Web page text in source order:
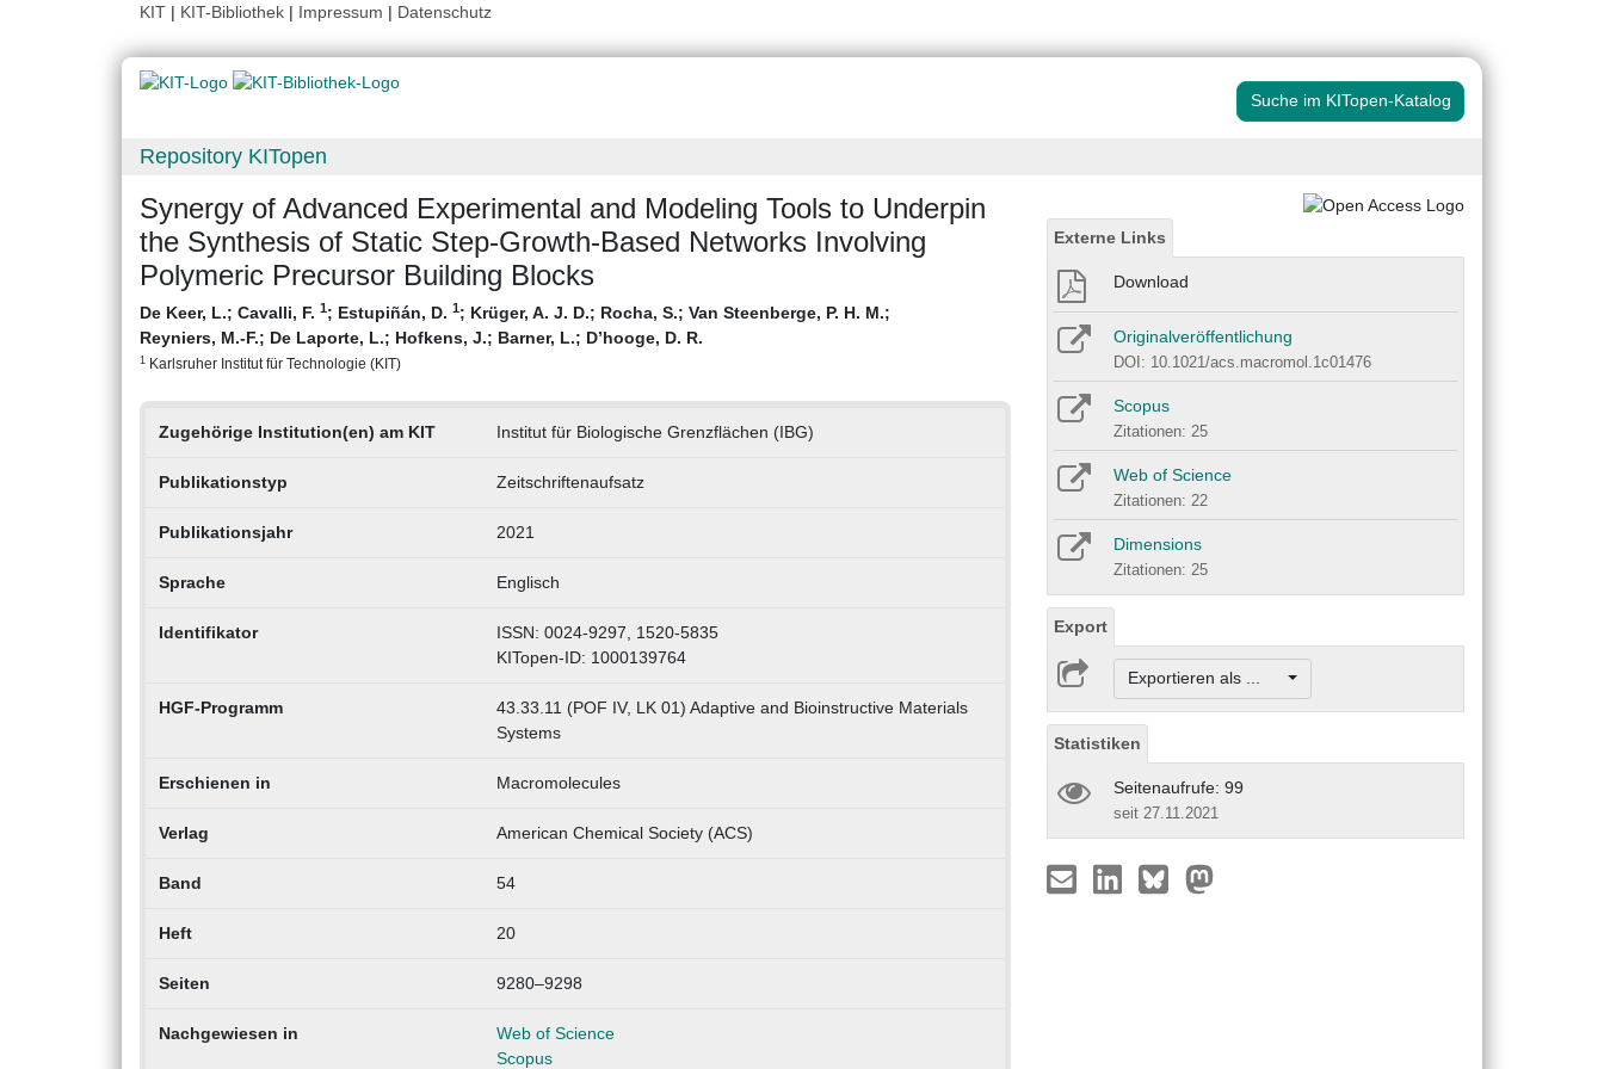
KIT | KIT-Bibliothek | Impressum | Datenschutz
Suche im KITopen-Katalog
Repository KITopen
Synergy of Advanced Experimental and Modeling Tools to Underpin
the Synthesis of Static Step-Growth-Based Networks Involving
Polymeric Precursor Building Blocks
De Keer, L.; Cavalli, F. 1; Estupiñán, D. 1; Krüger, A. J. D.; Rocha, S.; Van Steenberge, P. H. M.;
Reyniers, M.-F.; De Laporte, L.; Hofkens, J.; Barner, L.; D’hooge, D. R.
1 Karlsruher Institut für Technologie (KIT)
Zugehörige Institution(en) am KIT Institut für Biologische Grenzflächen (IBG)
Publikationstyp Zeitschriftenaufsatz
Publikationsjahr 2021
Sprache Englisch
Identifikator
ISSN: 0024-9297, 1520-5835
KITopen-ID: 1000139764
HGF-Programm
43.33.11 (POF IV, LK 01) Adaptive and Bioinstructive Materials
Systems
Erschienen in Macromolecules
Verlag American Chemical Society (ACS)
Band 54
Heft 20
Seiten 9280–9298
Nachgewiesen in
Web of Science
Scopus
Externe Links
Download
Originalveröffentlichung
DOI: 10.1021/acs.macromol.1c01476
Scopus
Zitationen: 25
Web of Science
Zitationen: 22
Dimensions
Zitationen: 25
Export
Exportieren als ...
Statistiken
Seitenaufrufe: 99
seit 27.11.2021